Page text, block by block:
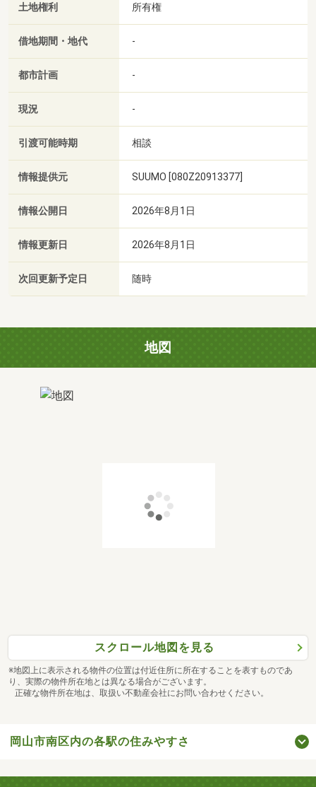
土地権利 所有権
借地期間・地代 -
都市計画 -
現況 -
引渡可能時期 相談
情報提供元 SUUMO [080Z20913377]
情報公開日 2026年8月1日
情報更新日 2026年8月1日
次回更新予定日 随時
地図
スクロール地図を見る
※地図上に表示される物件の位置は付近住所に所在することを表すものであ
り、実際の物件所在地とは異なる場合がございます。
正確な物件所在地は、取扱い不動産会社にお問い合わせください。
岡山市南区内の各駅の住みやすさ